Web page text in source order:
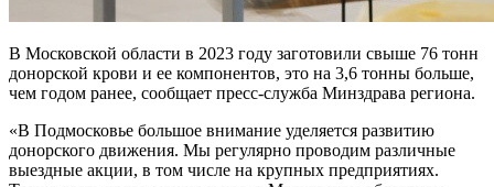
В Московской области в 2023 году заготовили свыше 76 тонн
донорской крови и ее компонентов, это на 3,6 тонны больше,
чем годом ранее, сообщает пресс-служба Минздрава региона.
«В Подмосковье большое внимание уделяется развитию
донорского движения. Мы регулярно проводим различные
выездные акции, в том числе на крупных предприятиях.